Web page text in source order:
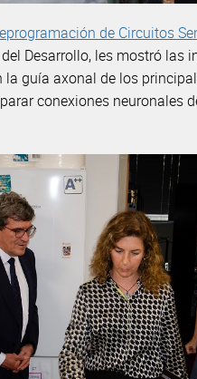
de Circuitos
Desarrollo, les mostró las
guía axonal de los
conexiones neuronales